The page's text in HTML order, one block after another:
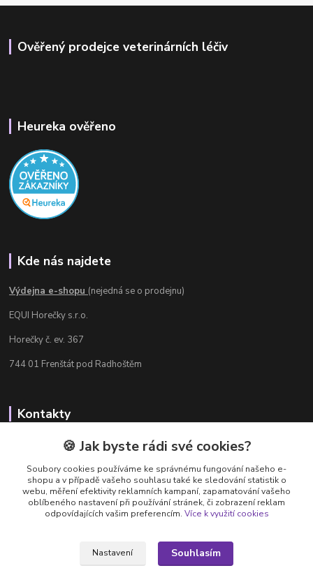
Ověřený prodejce veterinárních léčiv
Heureka ověřeno
Kde nás najdete
Výdejna e-shopu (nejedná se o prodejnu)
EQUI Horečky s.r.o.
Horečky č. ev. 367
744 01 Frenštát pod Radhoštěm
Kontakty
Radka Chamrádová
+420 737 484 708
Výdejna e-shopu: Po-Ne, 8-20 hod.
info@equi-horecky.cz
🍪 Jak byste rádi své cookies?
Soubory cookies používáme ke správnému fungování našeho e-
shopu a v případě vašeho souhlasu také ke sledování statistik o
webu, měření efektivity reklamních kampaní, zapamatování vašeho
oblíbeného nastavení při používání stránek, či zobrazení reklam
odpovídajících vašim preferencím. Více k využití cookies
Nastavení Souhlasím